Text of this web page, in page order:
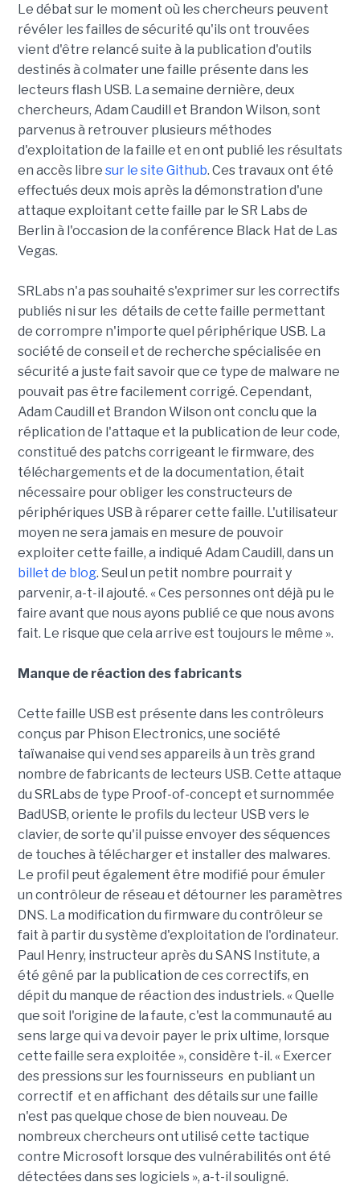
Le débat sur le moment où les chercheurs peuvent
révéler les failles de sécurité qu'ils ont trouvées
vient d'être relancé suite à la publication d'outils
destinés à colmater une faille présente dans les
lecteurs flash USB. La semaine dernière, deux
chercheurs, Adam Caudill et Brandon Wilson, sont
parvenus à retrouver plusieurs méthodes
d'exploitation de la faille et en ont publié les résultats
en accès libre sur le site Github. Ces travaux ont été
effectués deux mois après la démonstration d'une
attaque exploitant cette faille par le SR Labs de
Berlin à l'occasion de la conférence Black Hat de Las
Vegas.
SRLabs n'a pas souhaité s'exprimer sur les correctifs
publiés ni sur les détails de cette faille permettant
de corrompre n'importe quel périphérique USB. La
société de conseil et de recherche spécialisée en
sécurité a juste fait savoir que ce type de malware ne
pouvait pas être facilement corrigé. Cependant,
Adam Caudill et Brandon Wilson ont conclu que la
réplication de l'attaque et la publication de leur code,
constitué des patchs corrigeant le firmware, des
téléchargements et de la documentation, était
nécessaire pour obliger les constructeurs de
périphériques USB à réparer cette faille. L'utilisateur
moyen ne sera jamais en mesure de pouvoir
exploiter cette faille, a indiqué Adam Caudill, dans un
billet de blog. Seul un petit nombre pourrait y
parvenir, a-t-il ajouté. « Ces personnes ont déjà pu le
faire avant que nous ayons publié ce que nous avons
fait. Le risque que cela arrive est toujours le même ».
Manque de réaction des fabricants
Cette faille USB est présente dans les contrôleurs
conçus par Phison Electronics, une société
taïwanaise qui vend ses appareils à un très grand
nombre de fabricants de lecteurs USB. Cette attaque
du SRLabs de type Proof-of-concept et surnommée
BadUSB, oriente le profils du lecteur USB vers le
clavier, de sorte qu'il puisse envoyer des séquences
de touches à télécharger et installer des malwares.
Le profil peut également être modifié pour émuler
un contrôleur de réseau et détourner les paramètres
DNS. La modification du firmware du contrôleur se
fait à partir du système d'exploitation de l'ordinateur.
Paul Henry, instructeur après du SANS Institute, a
été gêné par la publication de ces correctifs, en
dépit du manque de réaction des industriels. « Quelle
que soit l'origine de la faute, c'est la communauté au
sens large qui va devoir payer le prix ultime, lorsque
cette faille sera exploitée », considère t-il. « Exercer
des pressions sur les fournisseurs en publiant un
correctif et en affichant des détails sur une faille
n'est pas quelque chose de bien nouveau. De
nombreux chercheurs ont utilisé cette tactique
contre Microsoft lorsque des vulnérabilités ont été
détectées dans ses logiciels », a-t-il souligné.